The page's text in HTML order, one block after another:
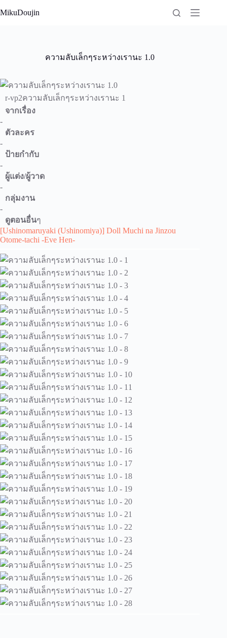
to
MikuDoujin
ความลับเล็กๆระหว่างเรานะ 1.0
r-vp2ความลับเล็กๆระหว่างเรานะ 1
จากเรื่อง
-
ตัวละคร
-
ป้ายกำกับ
-
ผู้แต่ง/ผู้วาด
-
กลุ่มงาน
-
ดูตอนอื่นๆ
[Ushinomaruyaki (Ushinomiya)] Doll Muchi na Jinzou
Otome-tachi -Eve Hen-